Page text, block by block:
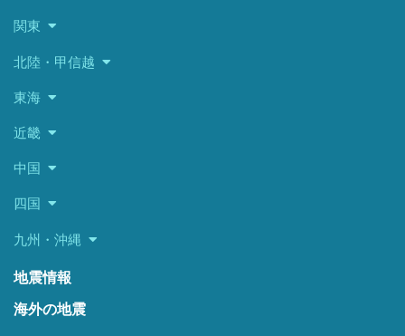
関東
北陸・甲信越
東海
近畿
中国
四国
九州・沖縄
地震情報
海外の地震